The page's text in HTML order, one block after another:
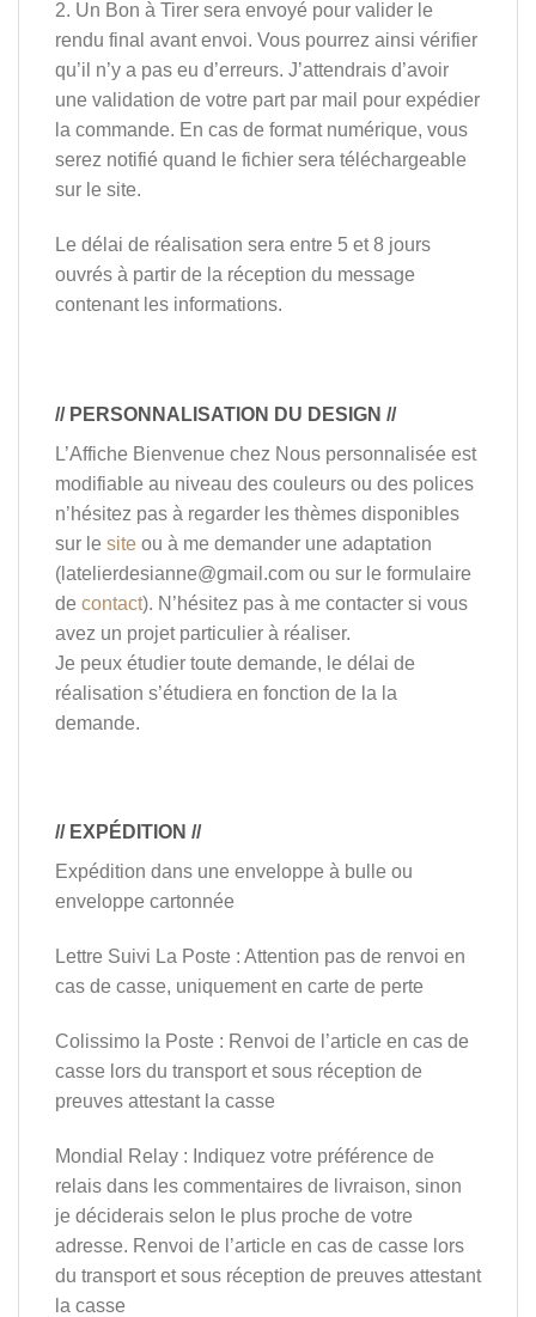
2. Un Bon à Tirer sera envoyé pour valider le
rendu final avant envoi. Vous pourrez ainsi vérifier
qu’il n’y a pas eu d’erreurs. J’attendrais d’avoir
une validation de votre part par mail pour expédier
la commande. En cas de format numérique, vous
serez notifié quand le fichier sera téléchargeable
sur le site.
Le délai de réalisation sera entre 5 et 8 jours
ouvrés à partir de la réception du message
contenant les informations.
// PERSONNALISATION DU DESIGN //
L’Affiche Bienvenue chez Nous personnalisée est
modifiable au niveau des couleurs ou des polices
n’hésitez pas à regarder les thèmes disponibles
sur le site ou à me demander une adaptation
(latelierdesianne@gmail.com ou sur le formulaire
de contact). N’hésitez pas à me contacter si vous
avez un projet particulier à réaliser.
Je peux étudier toute demande, le délai de
réalisation s’étudiera en fonction de la la
demande.
// EXPÉDITION //
Expédition dans une enveloppe à bulle ou
enveloppe cartonnée
Lettre Suivi La Poste : Attention pas de renvoi en
cas de casse, uniquement en carte de perte
Colissimo la Poste : Renvoi de l’article en cas de
casse lors du transport et sous réception de
preuves attestant la casse
Mondial Relay : Indiquez votre préférence de
relais dans les commentaires de livraison, sinon
je déciderais selon le plus proche de votre
adresse. Renvoi de l’article en cas de casse lors
du transport et sous réception de preuves attestant
la casse